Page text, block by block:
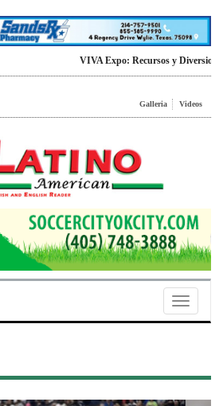
VIVA Expo: Recursos y Diversion para
Galleria Videos
Toggle